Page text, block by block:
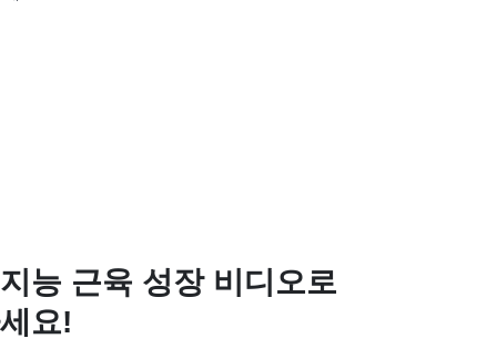
능 근육 성장 비디오로
요!